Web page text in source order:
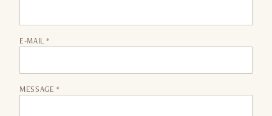
E-MAIL *
MESSAGE *